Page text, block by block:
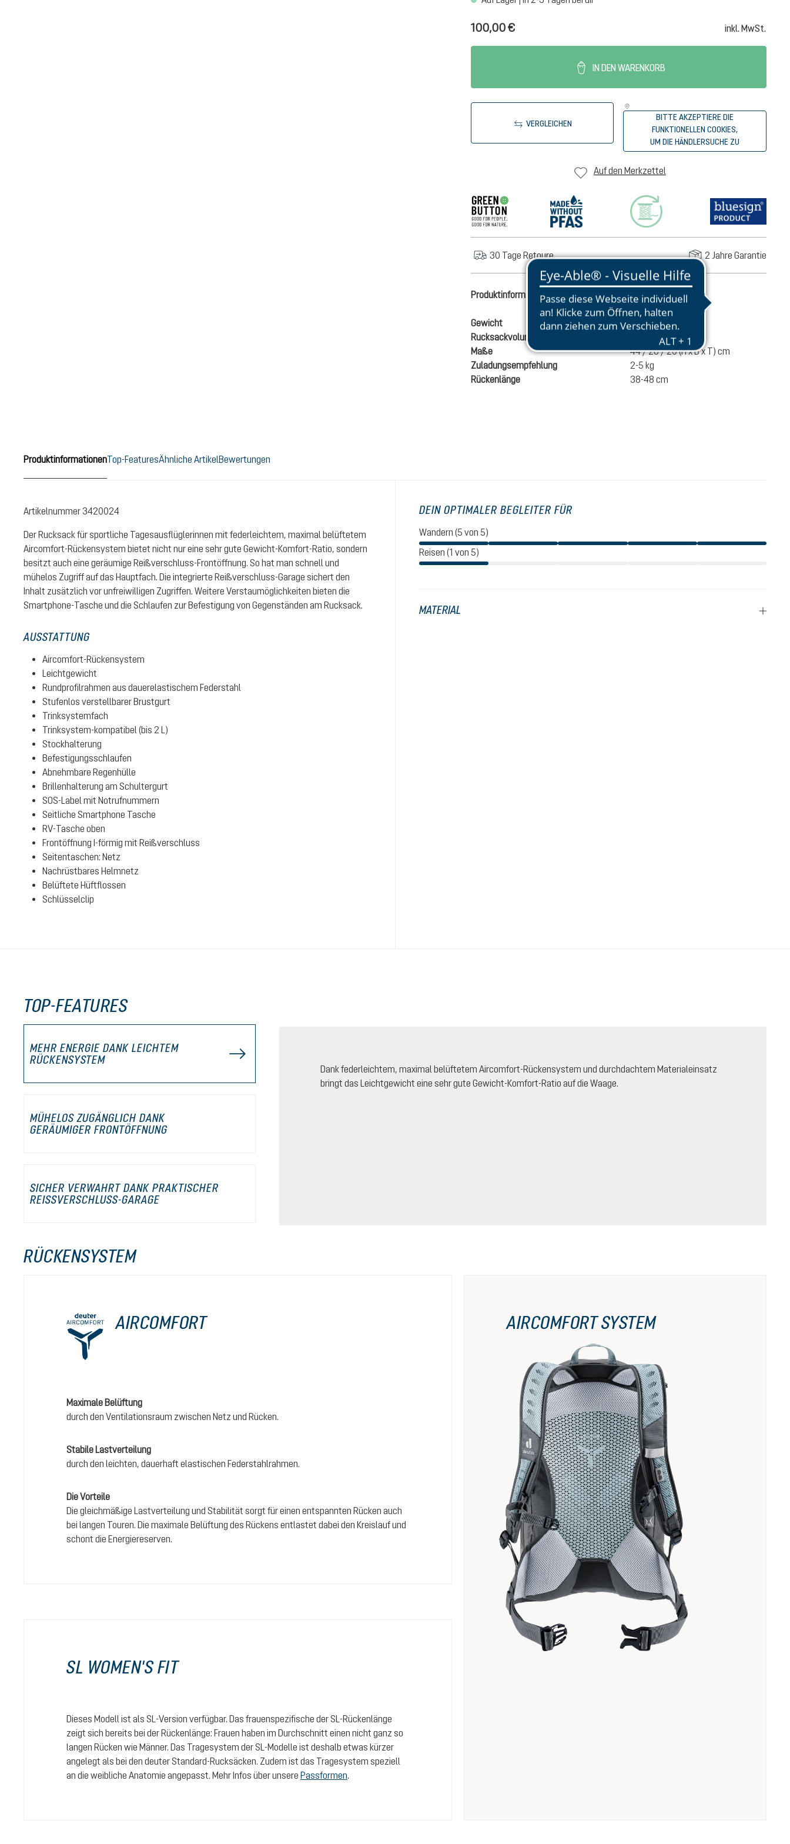
100,00 € inkl. MwSt.
IN DEN WARENKORB
VERGLEICHEN
BITTE AKZEPTIERE DIE
FUNKTIONELLEN COOKIES,
UM DIE HÄNDLERSUCHE ZU
STARTEN.
Auf den Merkzettel
30 Tage Retoure 2 Jahre Garantie
Produktinformationen
Gewicht
780 g
Rucksackvolumen
Maße
44 / 28 / 20 (H x B x T) cm
Zuladungsempfehlung
2-5 kg
Rückenlänge
38-48 cm
ProduktinformationenTop-FeaturesÄhnliche ArtikelBewertungen
Artikelnummer3420024
Der Rucksack für sportliche Tagesausflüglerinnen mit federleichtem, maximal belüftetem
Aircomfort-Rückensystem bietet nicht nur eine sehr gute Gewicht-Komfort-Ratio, sondern
besitzt auch eine geräumige Reißverschluss-Frontöffnung. So hat man schnell und
mühelos Zugriff auf das Hauptfach. Die integrierte Reißverschluss-Garage sichert den
Inhalt zusätzlich vor unfreiwilligen Zugriffen. Weitere Verstaumöglichkeiten bieten die
Smartphone-Tasche und die Schlaufen zur Befestigung von Gegenständen am Rucksack.
AUSSTATTUNG
Aircomfort-Rückensystem
Leichtgewicht
Rundprofilrahmen aus dauerelastischem Federstahl
Stufenlos verstellbarer Brustgurt
Trinksystemfach
Trinksystem-kompatibel (bis 2 L)
Stockhalterung
Befestigungsschlaufen
Abnehmbare Regenhülle
Brillenhalterung am Schultergurt
SOS-Label mit Notrufnummern
Seitliche Smartphone Tasche
RV-Tasche oben
Frontöffnung I-förmig mit Reißverschluss
Seitentaschen: Netz
Nachrüstbares Helmnetz
Belüftete Hüftflossen
Schlüsselclip
DEIN OPTIMALER BEGLEITER FÜR
Wandern (5 von 5)
Reisen (1 von 5)
MATERIAL
TOP-FEATURES
MEHR ENERGIE DANK LEICHTEM
RÜCKENSYSTEM
MÜHELOS ZUGÄNGLICH DANK
GERÄUMIGER FRONTÖFFNUNG
SICHER VERWAHRT DANK PRAKTISCHER
REISSVERSCHLUSS-GARAGE
Dank federleichtem, maximal belüftetem Aircomfort-Rückensystem und durchdachtem Materialeinsatz
bringt das Leichtgewicht eine sehr gute Gewicht-Komfort-Ratio auf die Waage.
RÜCKENSYSTEM
AIRCOMFORT
Maximale Belüftung
durch den Ventilationsraum zwischen Netz und Rücken.
Stabile Lastverteilung
durch den leichten, dauerhaft elastischen Federstahlrahmen.
Die Vorteile
Die gleichmäßige Lastverteilung und Stabilität sorgt für einen entspannten Rücken auch
bei langen Touren. Die maximale Belüftung des Rückens entlastet dabei den Kreislauf und
schont die Energiereserven.
SL WOMEN'S FIT
Dieses Modell ist als SL-Version verfügbar. Das frauenspezifische der SL-Rückenlänge
zeigt sich bereits bei der Rückenlänge: Frauen haben im Durchschnitt einen nicht ganz so
langen Rücken wie Männer. Das Tragesystem der SL-Modelle ist deshalb etwas kürzer
angelegt als bei den deuter Standard-Rucksäcken. Zudem ist das Tragesystem speziell
an die weibliche Anatomie angepasst. Mehr Infos über unsere Passformen.
AIRCOMFORT SYSTEM